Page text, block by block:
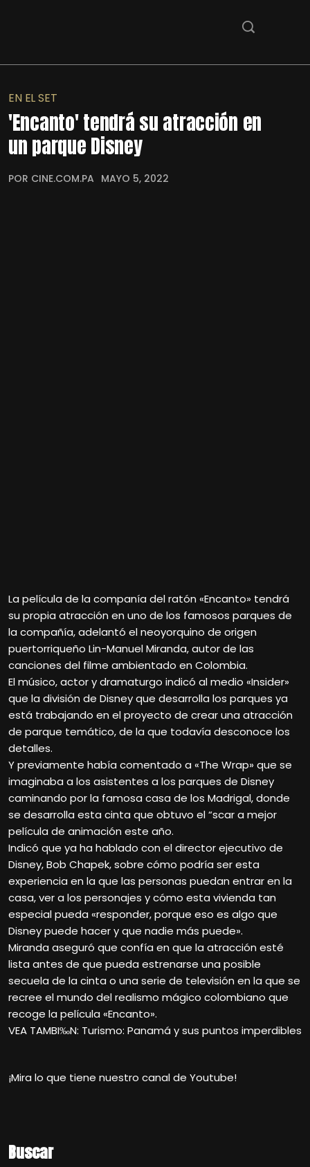
EN EL SET
'Encanto' tendrá su atracción en
un parque Disney
POR CINE.COM.PA MAYO 5, 2022
La película de la companía del ratón «Encanto» tendrá
su propia atracción en uno de los famosos parques de
la compañía, adelantó el neoyorquino de origen
puertorriqueño Lin-Manuel Miranda, autor de las
canciones del filme ambientado en Colombia.
El músico, actor y dramaturgo indicó al medio «Insider»
que la división de Disney que desarrolla los parques ya
está trabajando en el proyecto de crear una atracción
de parque temático, de la que todavía desconoce los
detalles.
Y previamente había comentado a «The Wrap» que se
imaginaba a los asistentes a los parques de Disney
caminando por la famosa casa de los Madrigal, donde
se desarrolla esta cinta que obtuvo el “scar a mejor
película de animación este año.
Indicó que ya ha hablado con el director ejecutivo de
Disney, Bob Chapek, sobre cómo podría ser esta
experiencia en la que las personas puedan entrar en la
casa, ver a los personajes y cómo esta vivienda tan
especial pueda «responder, porque eso es algo que
Disney puede hacer y que nadie más puede».
Miranda aseguró que confía en que la atracción esté
lista antes de que pueda estrenarse una posible
secuela de la cinta o una serie de televisión en la que se
recree el mundo del realismo mágico colombiano que
recoge la película «Encanto».
VEA TAMBI‰N: Turismo: Panamá y sus puntos imperdibles
¡Mira lo que tiene nuestro canal de Youtube!
Buscar